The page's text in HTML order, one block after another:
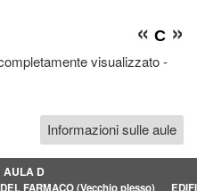
« C »
visualizzato -
Informazioni sulle aule
AULA D
FARMACO (Vecchio plesso)